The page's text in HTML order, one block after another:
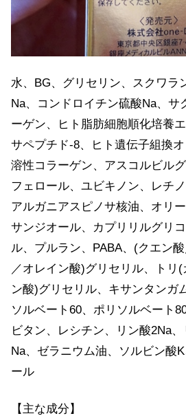
水、BG、グリセリン、スクワラ
Na、コンドロイチン硫酸Na、サ
ーゲン、ヒト脂肪細胞順化培養
サペプチド-8、ヒト遺伝子組換
溶性コラーゲン、アスコルビル
フェロール、ユビキノン、レチ
アルガニアスピノサ核油、オリ
サンジオール、カプリリルグリ
ル、プルラン、PABA、(クエン
／オレイン酸)グリセリル、トリ
ン酸)グリセリル、キサンタンガ
ソルベート60、ポリソルベート
ビタン、レシチン、リン酸2Na
Na、ゼラニウム油、ソルビン酸
ール
【主な成分】